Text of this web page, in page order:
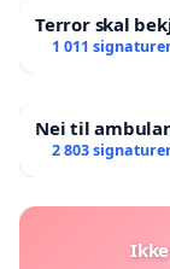
Terror skal
1 011
Nei til
2 803